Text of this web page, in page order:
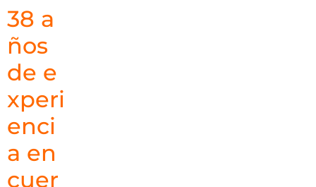
38 a
ños
de e
xperi
enci
a en
cuer